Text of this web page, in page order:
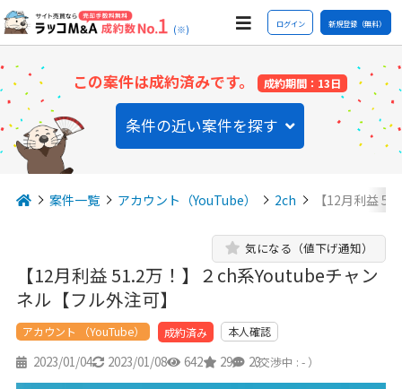
(※) ログイン 新規登録（無料）
この案件は成約済みです。 成約期間：13日
条件の近い案件を探す
案件一覧 アカウント（YouTube） 2ch 【12月利益
【12月利益 51.2万！】２ch系Youtubeチャン
ネル【フル外注可】
気になる（値下げ通知）
アカウント （YouTube） 成約済み 本人確認
2023/01/04 2023/01/08 642 29 23
（交渉中 : - ）